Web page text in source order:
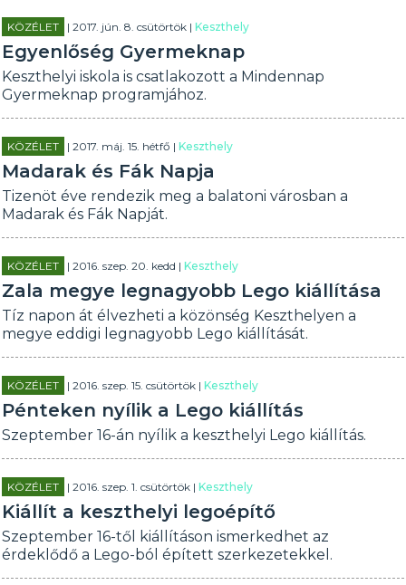
KÖZÉLET | 2017. jún. 8. csütörtök |Keszthely
Egyenlőség Gyermeknap
Keszthelyi iskola is csatlakozott a Mindennap
Gyermeknap programjához.
KÖZÉLET | 2017. máj. 15. hétfő |Keszthely
Madarak és Fák Napja
Tizenöt éve rendezik meg a balatoni városban a
Madarak és Fák Napját.
KÖZÉLET | 2016. szep. 20. kedd |Keszthely
Zala megye legnagyobb Lego kiállítása
Tíz napon át élvezheti a közönség Keszthelyen a
megye eddigi legnagyobb Lego kiállítását.
KÖZÉLET | 2016. szep. 15. csütörtök |Keszthely
Pénteken nyílik a Lego kiállítás
Szeptember 16-án nyílik a keszthelyi Lego kiállítás.
KÖZÉLET | 2016. szep. 1. csütörtök |Keszthely
Kiállít a keszthelyi legoépítő
Szeptember 16-től kiállításon ismerkedhet az
érdeklődő a Lego-ból épített szerkezetekkel.